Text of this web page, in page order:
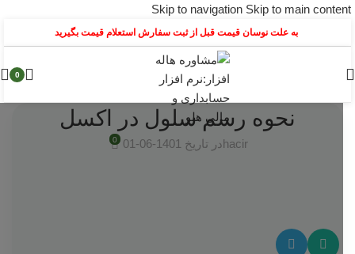
Skip to navigation Skip to main content
به علت نوسان قیمت قبل از ثبت سفارش استعلام قیمت بگیرید
0
نحوه رسم سلول در اکسل
hacirدر تاریخ 1401-06-01 0